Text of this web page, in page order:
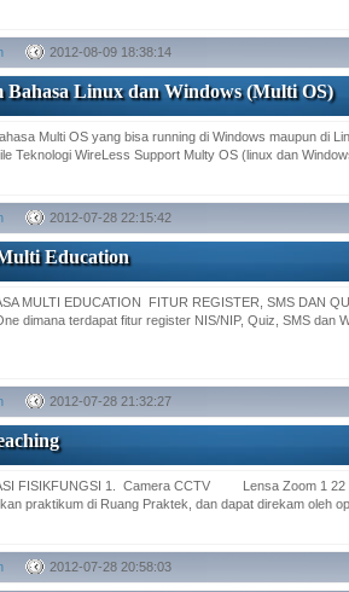
2012-08-09 18:38:14
Linux dan Windows (Multi OS)
Multi OS yang bisa running di Windows maupun di
Teknologi WireLess Support Multy OS (linux dan
2012-07-28 22:15:42
Education
MULTI EDUCATION FITUR REGISTER, SMS DAN
dimana terdapat fitur register NIS/NIP, Quiz, SMS dan
2012-07-28 21:32:27
FISIKFUNGSI 1. Camera CCTV Lensa Zoom 1 22
praktikum di Ruang Praktek, dan dapat direkam oleh
2012-07-28 20:58:03